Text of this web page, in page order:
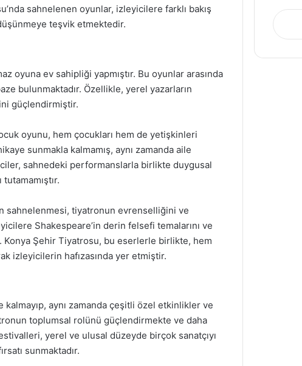
sahnelenen oyunlar, izleyicilere farklı bakış
teşvik etmektedir.
oyuna ev sahipliği yapmıştır. Bu oyunlar arasında
bulunmaktadır. Özellikle, yerel yazarların
güçlendirmiştir.
oyunu, hem çocukları hem de yetişkinleri
sunmakla kalmamış, aynı zamanda aile
sahnedeki performanslarla birlikte duygusal
sahnelenmesi, tiyatronun evrenselliğini ve
Shakespeare’in derin felsefi temalarını ve
Şehir Tiyatrosu, bu eserlerle birlikte, hem
izleyicilerin hafızasında yer etmiştir.
aynı zamanda çeşitli özel etkinlikler ve
toplumsal rolünü güçlendirmekte ve daha
yerel ve ulusal düzeyde birçok sanatçıyı
sunmaktadır.